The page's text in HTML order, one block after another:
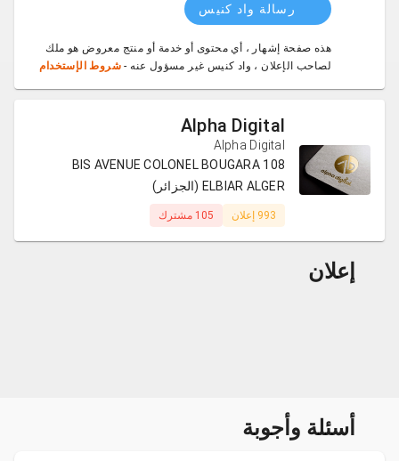
رسالة واد كنيس
هذه صفحة إشهار ، أي محتوى أو خدمة أو منتج معروض هو ملك
لصاحب الإعلان ، واد كنيس غير مسؤول عنه - شروط الإستخدام
Alpha Digital
Alpha Digital
108 BIS AVENUE COLONEL BOUGARA
ELBIAR ALGER (الجزائر)
993 إعلان 105 مشترك
إعلان
أسئلة وأجوبة